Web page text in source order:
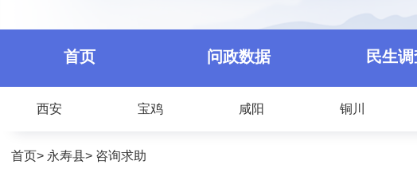
首页 问政数据 民生
西安 宝鸡 咸阳 铜川
首页> 永寿县> 咨询求助